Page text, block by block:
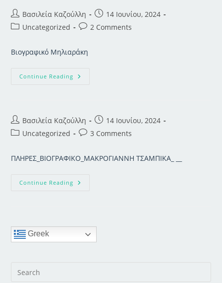
Post
author:
Βασιλεία Καζούλλη
Post
published:
14 Ιουνίου, 2024
PostUncategorized
Post2 Comments
Βιογραφικό Μηλιαράκη
Continue Reading Βιογραφικό
Post
author:
Βασιλεία Καζούλλη
Post
published:
14 Ιουνίου, 2024
PostUncategorized
Post3 Comments
ΠΛΗΡΕΣ_ΒΙΟΓΡΑΦΙΚΟ_ΜΑΚΡΟΓΙΑΝΝΗ ΤΣΑΜΠΙΚΑ_ __
Continue Reading
Greek